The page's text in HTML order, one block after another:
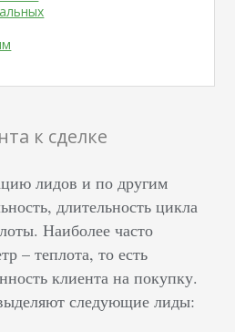
к сделке
лидов и по другим
длительность цикла
Наиболее часто
– теплота, то есть
клиента на покупку.
следующие лиды: